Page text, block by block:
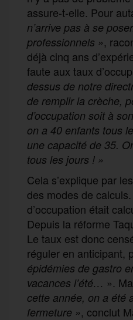
assure-t-elle. Pour
n’arrive pas à se
professionnels »,
déjà cinq ans
faute aux taux
dessus de notre
de remplir la crèche,
d’occupation soit à
on a 40 enfants tous
une capacité de 35.
tous les jours ! »
Cela s’explique par
des modes de
d’occupation était
Depuis la réforme
Le taux est donc
réguler en anticipant,
épidémies de gastro
vacances l’été… ».
cette année, on a été
fermeture », conclut